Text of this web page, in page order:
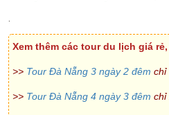
Xem thêm các tour du lịch giá
>> Tour Đà Nẵng 3 ngày 2 đêm chỉ
>> Tour Đà Nẵng 4 ngày 3 đêm chỉ